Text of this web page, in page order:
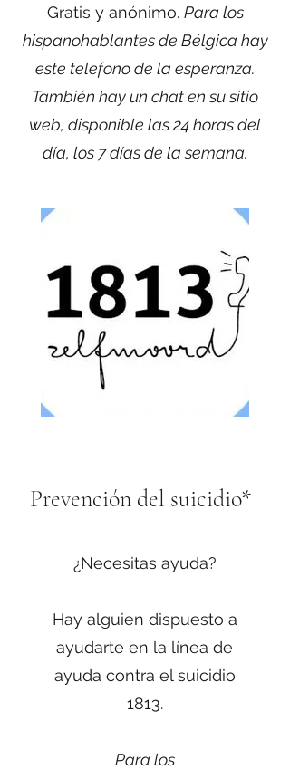
Gratis y anónimo. Para los
hispanohablantes de Bélgica hay
este telefono de la esperanza.
También hay un chat en su sitio
web, disponible las 24 horas del
día, los 7 días de la semana.
Prevención del suicidio*
¿Necesitas ayuda?
Hay alguien dispuesto a
ayudarte en la línea de
ayuda contra el suicidio
1813.
Para los